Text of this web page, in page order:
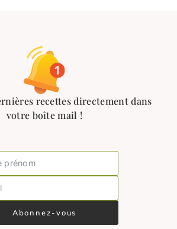
recettes directement dans
votre boîte mail !
Abonnez-vous